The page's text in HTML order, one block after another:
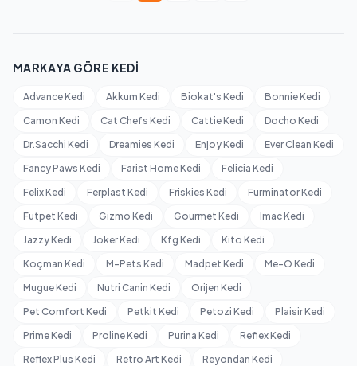
MARKAYA GÖRE KEDI
Advance Kedi Akkum Kedi Biokat's Kedi
Bonnie Kedi
Camon Kedi
Cat Chefs Kedi Cattie Kedi
Docho Kedi
Dr.Sacchi Kedi
Dreamies Kedi Enjoy Kedi
Ever Clean Kedi
Fancy Paws Kedi
Farist Home Kedi
Felicia Kedi
Felix Kedi
Ferplast Kedi Friskies Kedi
Furminator Kedi
Futpet Kedi
Gizmo Kedi Gourmet Kedi
Imac Kedi
Jazzy Kedi
Joker Kedi Kfg Kedi
Kito Kedi
Koçman Kedi
M-Pets Kedi Madpet Kedi
Me-O Kedi
Mugue Kedi
Nutri Canin Kedi
Orijen Kedi
Pet Comfort Kedi
Petkit Kedi Petozi Kedi
Plaisir Kedi
Prime Kedi
Proline Kedi Purina Kedi
Reflex Kedi
Reflex Plus Kedi
Retro Art Kedi
Reyondan Kedi